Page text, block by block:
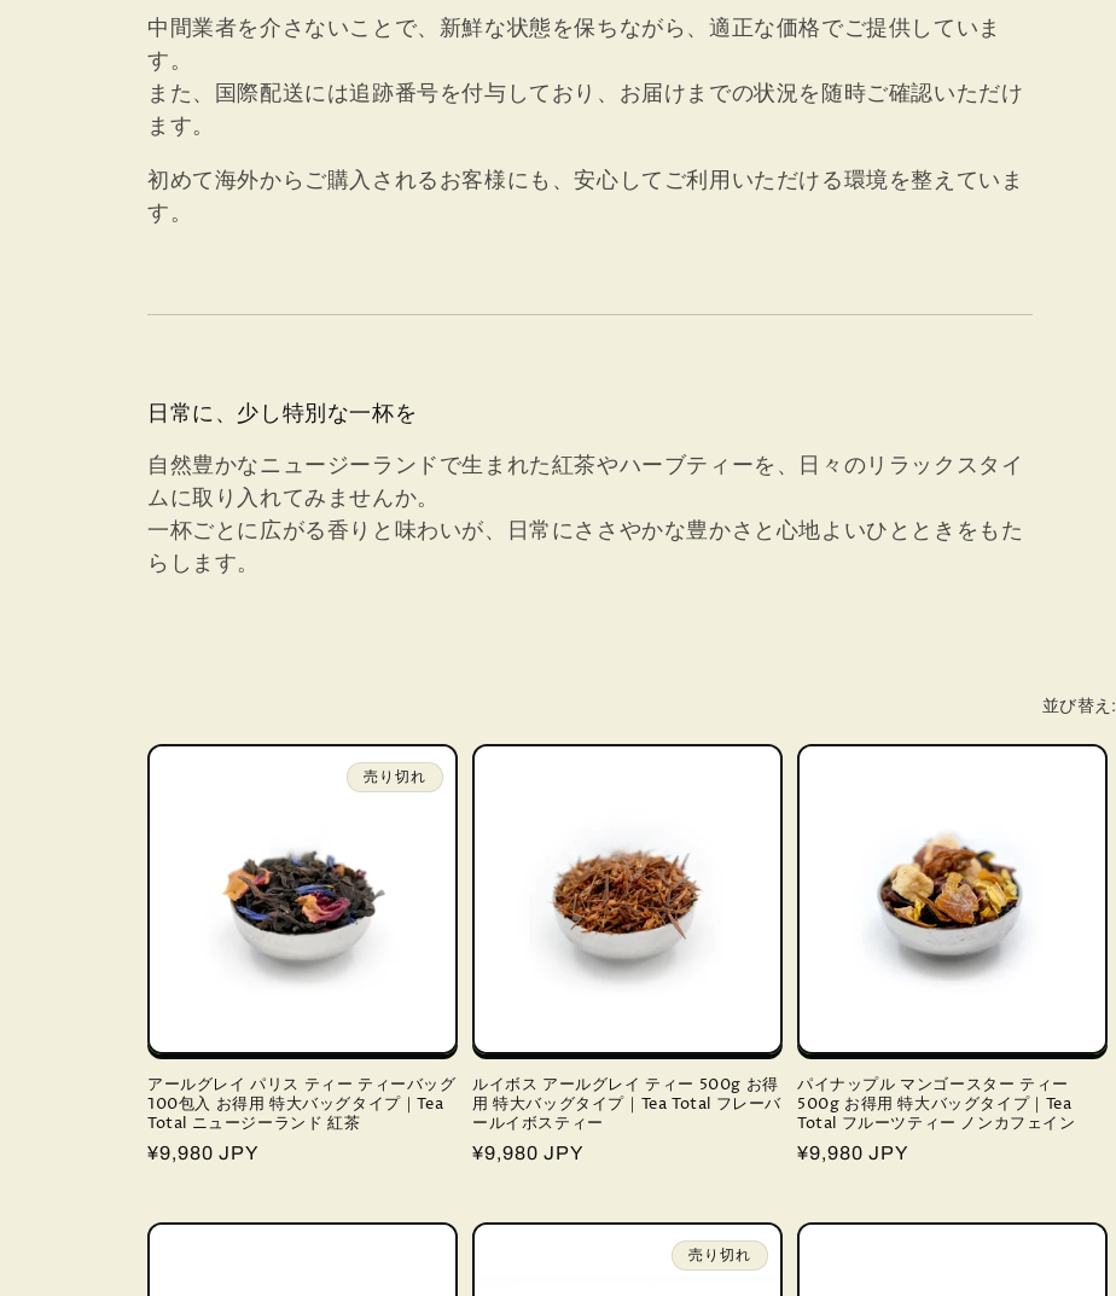
中間業者を介さないことで、新鮮な状態を保ちながら、適正な価格でご提供していま
す。
また、国際配送には追跡番号を付与しており、お届けまでの状況を随時ご確認いただけ
ます。
初めて海外からご購入されるお客様にも、安心してご利用いただける環境を整えていま
す。
日常に、少し特別な一杯を
自然豊かなニュージーランドで生まれた紅茶やハーブティーを、日々のリラックスタイ
ムに取り入れてみませんか。
一杯ごとに広がる香りと味わいが、日常にささやかな豊かさと心地よいひとときをもた
らします。
並び替え:
売り切れ
アールグレイ パリス ティー ティーバッグ
100包入 お得用 特大バッグタイプ｜Tea
Total ニュージーランド 紅茶
通
格
¥9,980 JPY
ルイボス アールグレイ ティー 500g お得
用 特大バッグタイプ｜Tea Total フレーバ
ールイボスティー
通
格
¥9,980 JPY
パイナップル マンゴースター ティー
500g お得用 特大バッグタイプ｜Tea
Total フルーツティー ノンカフェイン
通
格
¥9,980 JPY
売り切れ